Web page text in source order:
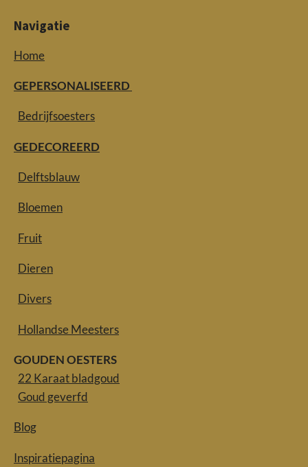
Navigatie
Home
GEPERSONALISEERD
Bedrijfsoesters
GEDECOREERD
Delftsblauw
Bloemen
Fruit
Dieren
Divers
Hollandse Meesters
GOUDEN OESTERS
22 Karaat bladgoud
Goud geverfd
Blog
Inspiratiepagina